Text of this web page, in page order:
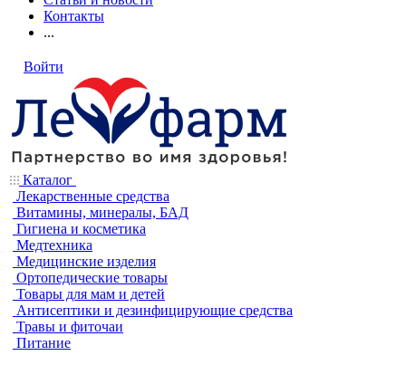
Контакты
...
Войти
Каталог
Лекарственные средства
Витамины, минералы, БАД
Гигиена и косметика
Медтехника
Медицинские изделия
Ортопедические товары
Товары для мам и детей
Антисептики и дезинфицирующие средства
Травы и фиточаи
Питание